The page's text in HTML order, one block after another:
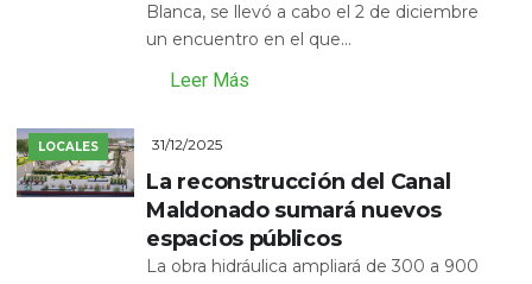
Blanca, se llevó a cabo el 2 de diciembre
un encuentro en el que...
Leer Más
LOCALES 31/12/2025
La reconstrucción del Canal
Maldonado sumará nuevos
espacios públicos
La obra hidráulica ampliará de 300 a 900